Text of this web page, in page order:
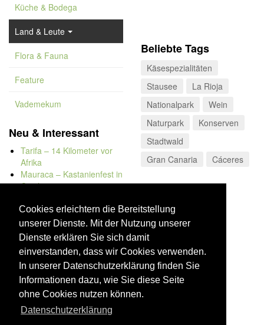
Cookies erleichtern die Bereitstellung
unserer Dienste. Mit der Nutzung unserer
Dienste erklären Sie sich damit
einverstanden, dass wir Cookies verwenden.
In unserer Datenschutzerklärung finden Sie
Informationen dazu, wie Sie diese Seite
ohne Cookies nutzen können.
Datenschutzerklärung
Küche & Bodega
Land & Leute
Flora & Fauna
Feature
Vademekum
Neu & Interessant
Tarifa – 14 Kilometer vor
Afrika
Mauraca – Kastanienfest in
Capileira
Bolonia
Kap Trafalgar
Düne von Bolonia
Beliebte Tags
Käsespezialitäten
Stausee
La Rioja
Nationalpark
Wein
Naturpark
Konserven
Stadtwald
Gran Canaria
Cáceres